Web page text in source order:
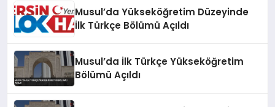
Musul’da Yükseköğretim Düzeyinde
İlk Türkçe Bölümü Açıldı
Musul’da İlk Türkçe Yükseköğretim
Bölümü Açıldı